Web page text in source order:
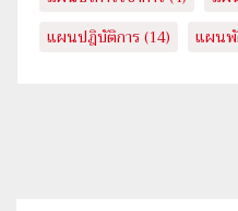
แผนปฎิบัติการ(14) แผน